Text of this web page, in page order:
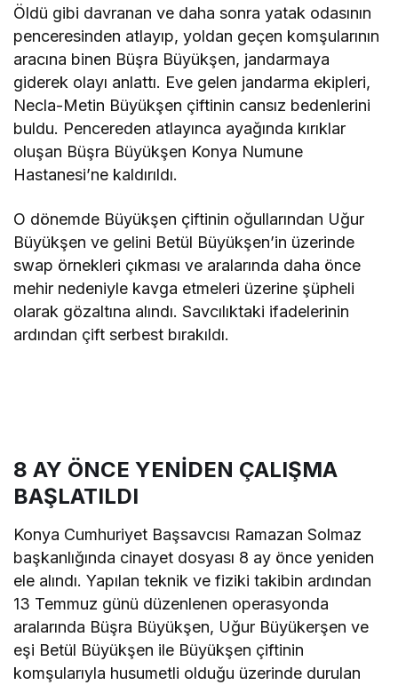
Öldü gibi davranan ve daha sonra yatak odasının
penceresinden atlayıp, yoldan geçen komşularının
aracına binen Büşra Büyükşen, jandarmaya
giderek olayı anlattı. Eve gelen jandarma ekipleri,
Necla-Metin Büyükşen çiftinin cansız bedenlerini
buldu. Pencereden atlayınca ayağında kırıklar
oluşan Büşra Büyükşen Konya Numune
Hastanesi’ne kaldırıldı.
O dönemde Büyükşen çiftinin oğullarından Uğur
Büyükşen ve gelini Betül Büyükşen’in üzerinde
swap örnekleri çıkması ve aralarında daha önce
mehir nedeniyle kavga etmeleri üzerine şüpheli
olarak gözaltına alındı. Savcılıktaki ifadelerinin
ardından çift serbest bırakıldı.
8 AY ÖNCE YENİDEN ÇALIŞMA
BAŞLATILDI
Konya Cumhuriyet Başsavcısı Ramazan Solmaz
başkanlığında cinayet dosyası 8 ay önce yeniden
ele alındı. Yapılan teknik ve fiziki takibin ardından
13 Temmuz günü düzenlenen operasyonda
aralarında Büşra Büyükşen, Uğur Büyükerşen ve
eşi Betül Büyükşen ile Büyükşen çiftinin
komşularıyla husumetli olduğu üzerinde durulan